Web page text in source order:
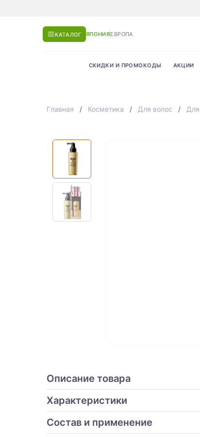
КАТАЛОГ ЯПОНИЯЕВРОПА
СКИДКИ И ПРОМОКОДЫ АКЦИИ
Главная Косметика Для волос Для
Описание товара
Характеристики
Состав и применение